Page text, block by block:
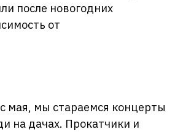
после новогодних
от
мая, мы стараемся концерты
на дачах. Прокатчики и